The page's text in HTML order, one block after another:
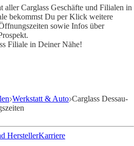
Carglass Geschäfte und Filialen in
bekommst Du per Klick weitere
sowie Infos über
Filiale in Deiner Nähe!
Werkstatt & Auto Carglass Dessau-
HerstellerKarriere